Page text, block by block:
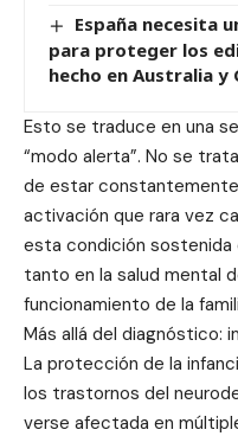
España necesita
para proteger los
hecho en Australia y
Esto se traduce en una
“modo alerta”. No se
de estar
activación que rara vez
esta condición
tanto en la salud mental
funcionamiento de la
Más allá del diagnóstico:
La protección de la
los trastornos del
verse afectada en